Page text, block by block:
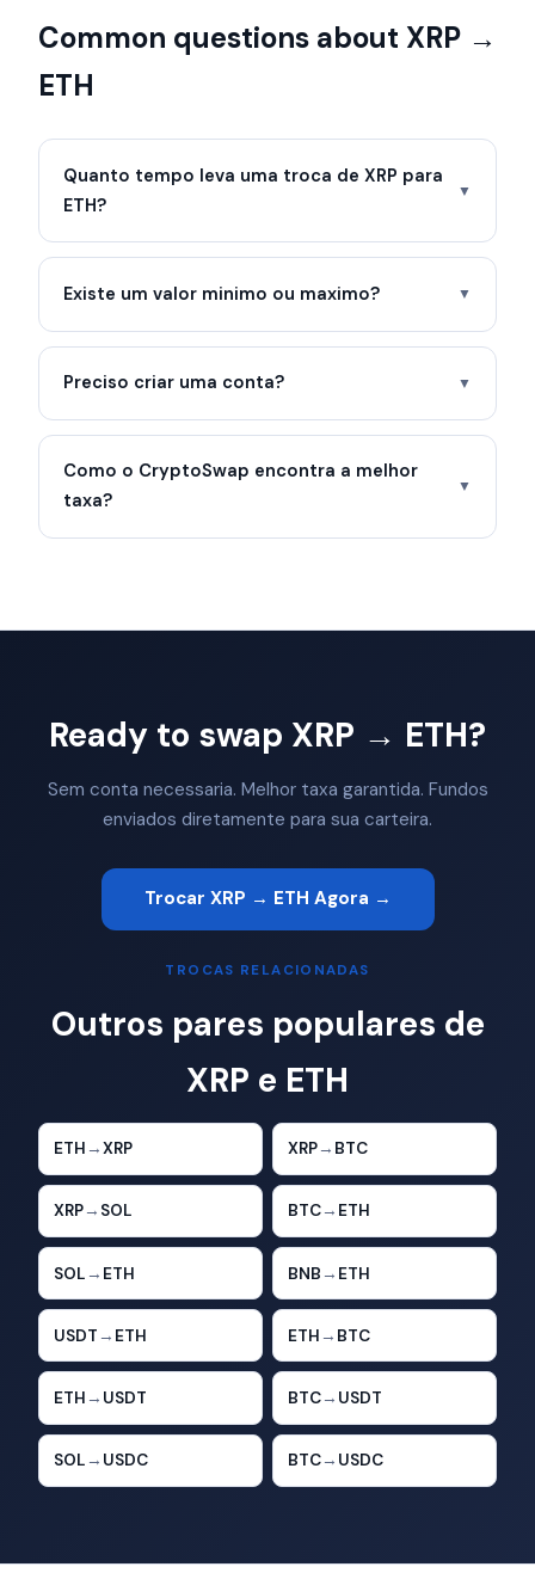
Common questions about XRP →
ETH
Quanto tempo leva uma troca de XRP para
ETH?
▼
Existe um valor minimo ou maximo? ▼
Preciso criar uma conta? ▼
Como o CryptoSwap encontra a melhor
taxa?
▼
Ready to swap XRP → ETH?
Sem conta necessaria. Melhor taxa garantida. Fundos
enviados diretamente para sua carteira.
Trocar XRP → ETH Agora →
TROCAS RELACIONADAS
Outros pares populares de
XRP e ETH
ETH →XRP XRP→ BTC
XRP→ SOL BTC→ ETH
SOL → ETH BNB → ETH
USDT → ETH ETH → BTC
ETH → USDT BTC→ USDT
SOL → USDC BTC→ USDC